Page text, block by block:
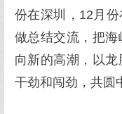
份在深圳，12月
做总结交流，把
向新的高潮，以
干劲和闯劲，共圆